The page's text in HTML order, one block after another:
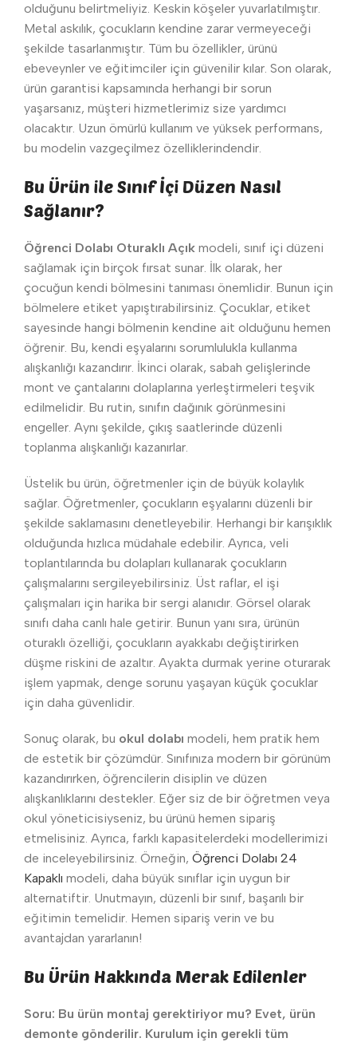
olduğunu belirtmeliyiz. Keskin köşeler yuvarlatılmıştır.
Metal askılık, çocukların kendine zarar vermeyeceği
şekilde tasarlanmıştır. Tüm bu özellikler, ürünü
ebeveynler ve eğitimciler için güvenilir kılar. Son olarak,
ürün garantisi kapsamında herhangi bir sorun
yaşarsanız, müşteri hizmetlerimiz size yardımcı
olacaktır. Uzun ömürlü kullanım ve yüksek performans,
bu modelin vazgeçilmez özelliklerindendir.
Bu Ürün ile Sınıf İçi Düzen Nasıl
Sağlanır?
Öğrenci Dolabı Oturaklı Açık modeli, sınıf içi düzeni
sağlamak için birçok fırsat sunar. İlk olarak, her
çocuğun kendi bölmesini tanıması önemlidir. Bunun için
bölmelere etiket yapıştırabilirsiniz. Çocuklar, etiket
sayesinde hangi bölmenin kendine ait olduğunu hemen
öğrenir. Bu, kendi eşyalarını sorumlulukla kullanma
alışkanlığı kazandırır. İkinci olarak, sabah gelişlerinde
mont ve çantalarını dolaplarına yerleştirmeleri teşvik
edilmelidir. Bu rutin, sınıfın dağınık görünmesini
engeller. Aynı şekilde, çıkış saatlerinde düzenli
toplanma alışkanlığı kazanırlar.
Üstelik bu ürün, öğretmenler için de büyük kolaylık
sağlar. Öğretmenler, çocukların eşyalarını düzenli bir
şekilde saklamasını denetleyebilir. Herhangi bir karışıklık
olduğunda hızlıca müdahale edebilir. Ayrıca, veli
toplantılarında bu dolapları kullanarak çocukların
çalışmalarını sergileyebilirsiniz. Üst raflar, el işi
çalışmaları için harika bir sergi alanıdır. Görsel olarak
sınıfı daha canlı hale getirir. Bunun yanı sıra, ürünün
oturaklı özelliği, çocukların ayakkabı değiştirirken
düşme riskini de azaltır. Ayakta durmak yerine oturarak
işlem yapmak, denge sorunu yaşayan küçük çocuklar
için daha güvenlidir.
Sonuç olarak, bu okul dolabı modeli, hem pratik hem
de estetik bir çözümdür. Sınıfınıza modern bir görünüm
kazandırırken, öğrencilerin disiplin ve düzen
alışkanlıklarını destekler. Eğer siz de bir öğretmen veya
okul yöneticisiyseniz, bu ürünü hemen sipariş
etmelisiniz. Ayrıca, farklı kapasitelerdeki modellerimizi
de inceleyebilirsiniz. Örneğin, Öğrenci Dolabı 24
Kapaklı modeli, daha büyük sınıflar için uygun bir
alternatiftir. Unutmayın, düzenli bir sınıf, başarılı bir
eğitimin temelidir. Hemen sipariş verin ve bu
avantajdan yararlanın!
Bu Ürün Hakkında Merak Edilenler
Soru: Bu ürün montaj gerektiriyor mu? Evet, ürün
demonte gönderilir. Kurulum için gerekli tüm